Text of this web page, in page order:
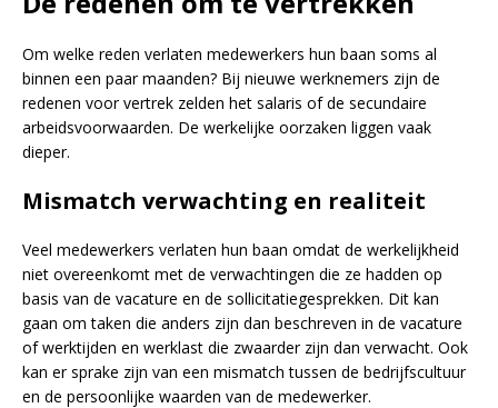
Om welke reden verlaten medewerkers hun baan soms al
binnen een paar maanden? Bij nieuwe werknemers zijn de
redenen voor vertrek zelden het salaris of de secundaire
arbeidsvoorwaarden. De werkelijke oorzaken liggen vaak
dieper.
Mismatch verwachting en realiteit
Veel medewerkers verlaten hun baan omdat de werkelijkheid
niet overeenkomt met de verwachtingen die ze hadden op
basis van de vacature en de sollicitatiegesprekken. Dit kan
gaan om taken die anders zijn dan beschreven in de vacature
of werktijden en werklast die zwaarder zijn dan verwacht. Ook
kan er sprake zijn van een mismatch tussen de bedrijfscultuur
en de persoonlijke waarden van de medewerker.